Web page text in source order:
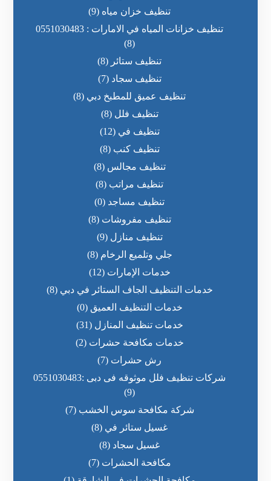
تنظيف خزان مياه (9)
تنظيف خزانات المياه في الامارات : 0551030483
(8)
تنظيف ستائر (8)
تنظيف سجاد (7)
تنظيف عميق للمطبخ دبي (8)
تنظيف فلل (8)
تنظيف في (12)
تنظيف كنب (8)
تنظيف مجالس (8)
تنظيف مراتب (8)
تنظيف مساجد (0)
تنظيف مفروشات (8)
تنظيف منازل (9)
جلي وتلميع الرخام (8)
خدمات الإمارات (12)
خدمات التنظيف الجاف الستائر في دبي (8)
خدمات التنظيف العميق (0)
خدمات تنظيف المنازل (31)
خدمات مكافحة حشرات (2)
رش حشرات (7)
شركات تنظيف فلل موثوقه فى دبى :0551030483
(9)
شركة مكافحة سوس الخشب (7)
غسيل ستائر في (8)
غسيل سجاد (8)
مكافحة الحشرات (7)